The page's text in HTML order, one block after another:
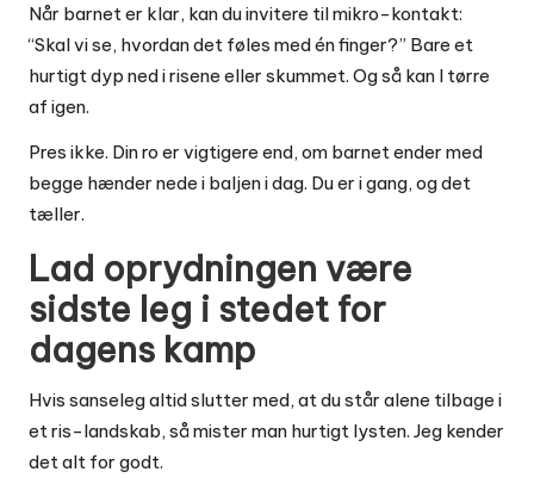
Når barnet er klar, kan du invitere til mikro-kontakt:
“Skal vi se, hvordan det føles med én finger?” Bare et
hurtigt dyp ned i risene eller skummet. Og så kan I tørre
af igen.
Pres ikke. Din ro er vigtigere end, om barnet ender med
begge hænder nede i baljen i dag. Du er i gang, og det
tæller.
Lad oprydningen være
sidste leg i stedet for
dagens kamp
Hvis sanseleg altid slutter med, at du står alene tilbage i
et ris-landskab, så mister man hurtigt lysten. Jeg kender
det alt for godt.